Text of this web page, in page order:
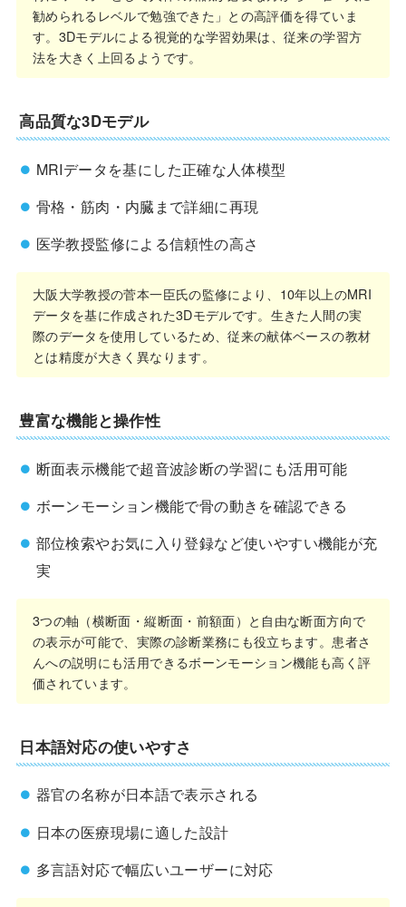
勧められるレベルで勉強できた」との高評価を得ていま
す。3Dモデルによる視覚的な学習効果は、従来の学習方
法を大きく上回るようです。
高品質な3Dモデル
MRIデータを基にした正確な人体模型
骨格・筋肉・内臓まで詳細に再現
医学教授監修による信頼性の高さ
大阪大学教授の菅本一臣氏の監修により、10年以上のMRI
データを基に作成された3Dモデルです。生きた人間の実
際のデータを使用しているため、従来の献体ベースの教材
とは精度が大きく異なります。
豊富な機能と操作性
断面表示機能で超音波診断の学習にも活用可能
ボーンモーション機能で骨の動きを確認できる
部位検索やお気に入り登録など使いやすい機能が充
実
3つの軸（横断面・縦断面・前額面）と自由な断面方向で
の表示が可能で、実際の診断業務にも役立ちます。患者さ
んへの説明にも活用できるボーンモーション機能も高く評
価されています。
日本語対応の使いやすさ
器官の名称が日本語で表示される
日本の医療現場に適した設計
多言語対応で幅広いユーザーに対応